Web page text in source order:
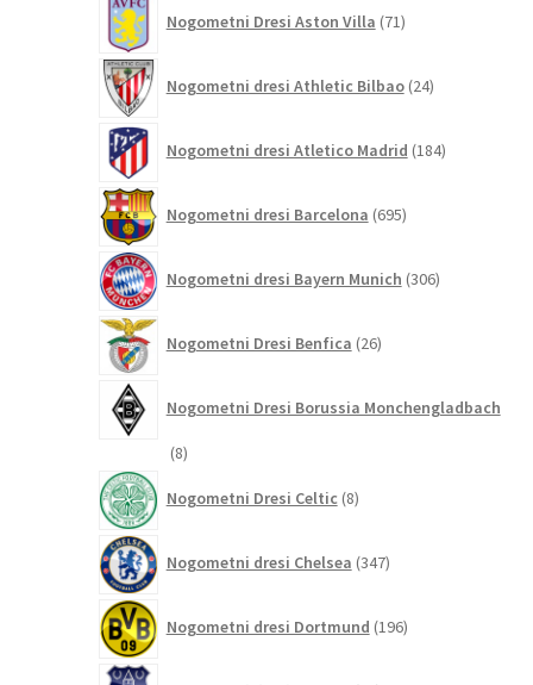
Nogometni Dresi Aston Villa 71izdelkov
Nogometni dresi Athletic Bilbao 24izdelkov
Nogometni dresi Atletico Madrid 184izdelkov
Nogometni dresi Barcelona 695izdelkov
Nogometni dresi Bayern Munich 306izdelkov
Nogometni Dresi Benfica 26izdelkov
Nogometni Dresi Borussia Monchengladbach
88
Nogometni Dresi Celtic 8izdelkov
Nogometni dresi Chelsea 347izdelkov
Nogometni dresi Dortmund 196izdelkov